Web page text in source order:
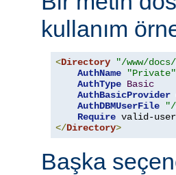
kullanım
<Directory "/www/
AuthName
"Private"
AuthType Basic
AuthBasicProvider
AuthDBMUserFile
"/
Require
</Directory>
Başka